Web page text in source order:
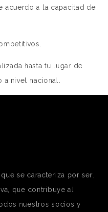
acuerdo a la capacitad de
hasta tu lugar de
a nivel nacional.
se caracteriza por ser,
que contribuye al
nuestros socios y